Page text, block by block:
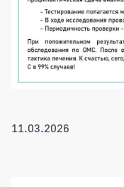
11.03.2026